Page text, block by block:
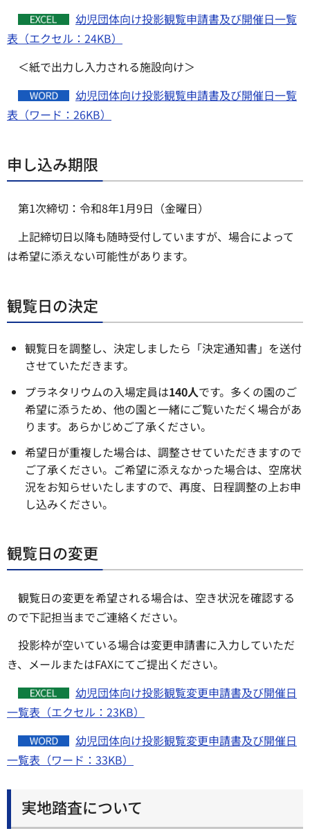
幼児団体向け投影観覧申請書及び開催日一覧
表（エクセル：24KB）
＜紙で出力し入力される施設向け＞
幼児団体向け投影観覧申請書及び開催日一覧
表（ワード：26KB）
申し込み期限
第1次締切：令和8年1月9日（金曜日）
上記締切日以降も随時受付していますが、場合によって
は希望に添えない可能性があります。
観覧日の決定
観覧日を調整し、決定しましたら「決定通知書」を送付
させていただきます。
プラネタリウムの入場定員は140人です。多くの園のご
希望に添うため、他の園と一緒にご覧いただく場合があ
ります。あらかじめご了承ください。
希望日が重複した場合は、調整させていただきますので
ご了承ください。ご希望に添えなかった場合は、空席状
況をお知らせいたしますので、再度、日程調整の上お申
し込みください。
観覧日の変更
観覧日の変更を希望される場合は、空き状況を確認する
ので下記担当までご連絡ください。
投影枠が空いている場合は変更申請書に入力していただ
き、メールまたはFAXにてご提出ください。
幼児団体向け投影観覧変更申請書及び開催日
一覧表（エクセル：23KB）
幼児団体向け投影観覧変更申請書及び開催日
一覧表（ワード：33KB）
実地踏査について